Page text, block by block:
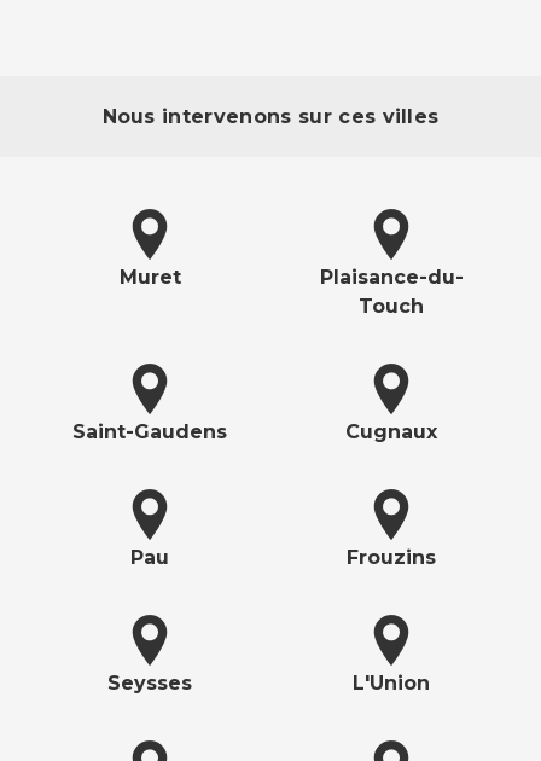
Nous intervenons sur ces villes
Muret
Plaisance-du-
Touch
Saint-Gaudens Cugnaux
Pau Frouzins
Seysses L'Union